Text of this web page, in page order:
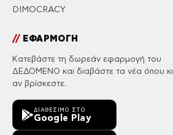
DIMOCRACY
//ΕΦΑΡΜΟΓΗ
Κατεβάστε τη δωρεάν εφαρμογή του
ΔΕΔΟΜΕΝΟ και διαβάστε τα νέα όπου κι
αν βρίσκεστε.
ΔΙΑΘΈΣΙΜΟ ΣΤΟ
Google Play